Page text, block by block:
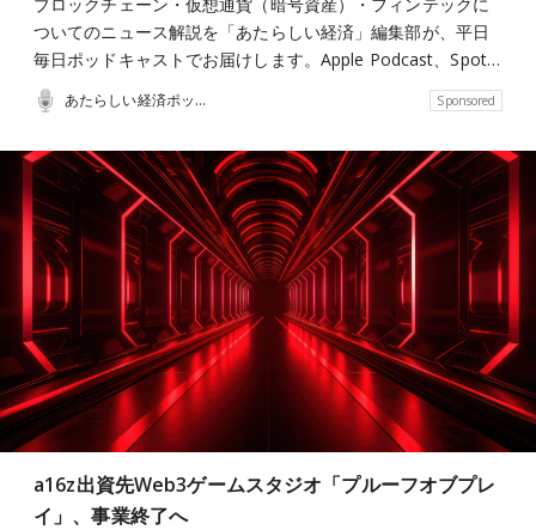
ついてのニュース解説を「あたらしい経済」編集部が、平日
毎日ポッドキャストでお届けします。Apple Podcast、Spot…
あたらしい経済ポッドキャスト Sponsored
a16z出資先Web3ゲームスタジオ「プルーフオブプレ
イ」、事業終了へ